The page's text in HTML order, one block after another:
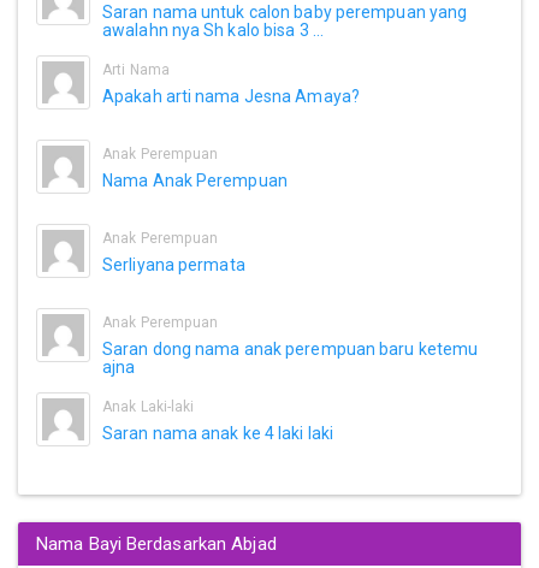
Saran nama untuk calon baby perempuan yang
awalahn nya Sh kalo bisa 3 ...
Arti Nama
Apakah arti nama Jesna Amaya?
Anak Perempuan
Nama Anak Perempuan
Anak Perempuan
Serliyana permata
Anak Perempuan
Saran dong nama anak perempuan baru ketemu
ajna
Anak Laki-laki
Saran nama anak ke 4 laki laki
Nama Bayi Berdasarkan Abjad